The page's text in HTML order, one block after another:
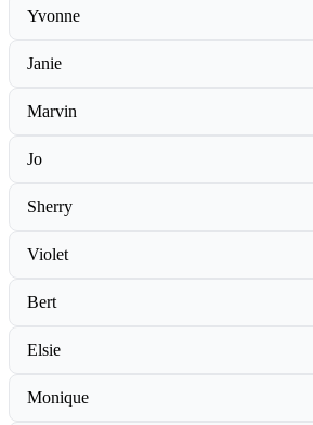
Yvonne
Janie
Marvin
Jo
Sherry
Violet
Bert
Elsie
Monique